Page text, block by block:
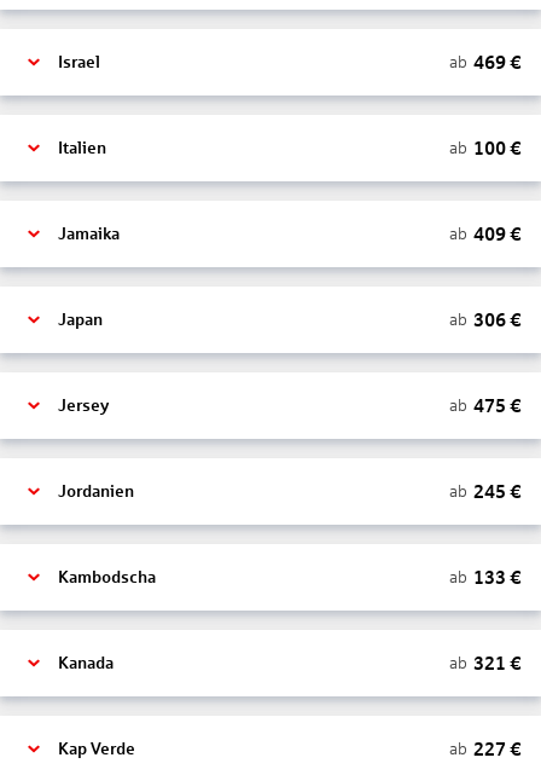
Israel ab 469€
Italien ab 100€
Jamaika ab 409€
Japan ab 306€
Jersey ab 475 €
Jordanien ab 245 €
Kambodscha ab 133 €
Kanada ab 321 €
Kap Verde ab 227 €